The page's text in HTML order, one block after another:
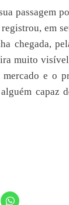
passagem
em
chegada,
muito
e o
capaz